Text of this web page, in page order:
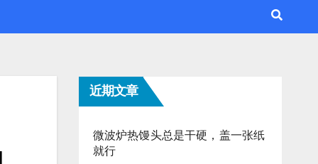
近期文章
微波炉热馒头总是干硬，盖一张纸
就行